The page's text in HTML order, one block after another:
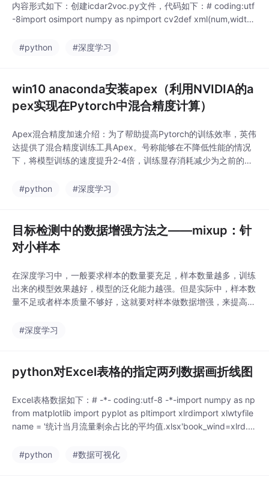
内容形式如下：创建icdar2voc.py文件，代码如下：# coding:utf
-8import osimport numpy as npimport cv2def xml(num,width,
aram nu
#python #深度学习
win10 anaconda安装apex（利用NVIDIA的a
pex实现在Pytorch中混合精度计算）
Apex混合精度加速介绍：为了帮助提高Pytorch的训练效率，英伟
达提供了混合精度训练工具Apex。号称能够在不降低性能的情况
下，将模型训练的速度提升2-4倍，训练显存消耗减少为之前的一
是：https://nvidia.github.io/apex/index.html该工具提供了三个
#python #深度学习
目标检测中的数据增强方法之——mixup：针
对小样本
在深度学习中，一般要求样本的数量要充足，样本数量越多，训练
出来的模型效果越好，模型的泛化能力越强。但是实际中，样本数
量不足或者样本质量不够好，这就要对样本做数据增强，来提高样
进行数据增强，是行之有效的增强方法。其中mixup是将正负样本
#深度学习
python对Excel表格的指定两列数据画折线图
Excel表格数据如下：# -*- coding:utf-8 -*-import numpy as np
from matplotlib import pyplot as pltimport xlrdimport xlwtyfile
name = '统计当月流量剩余占比的平均值.xlsx'book_wind=xlrd.o
#python
#数据可视化